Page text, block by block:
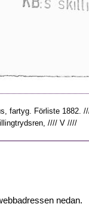
fartyg. Förliste 1882.
//// V ////
nedan.